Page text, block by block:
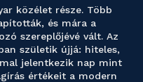
közélet része. Több
és mára a
szereplőjévé vált. Az
születik újjá: hiteles,
jelentkezik nap mint
értékeit a modern